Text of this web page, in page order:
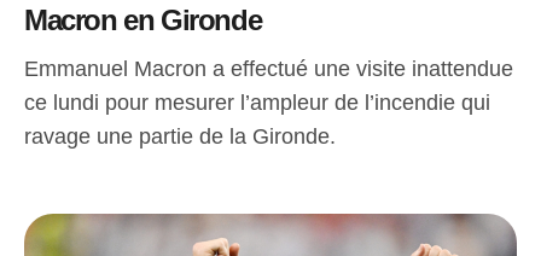
Macron en Gironde
Emmanuel Macron a effectué une visite inattendue
ce lundi pour mesurer l’ampleur de l’incendie qui
ravage une partie de la Gironde.